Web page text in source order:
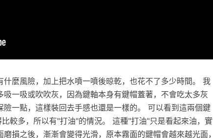
麼風險，加上把水噴一噴後晾乾，也花不了多少時間。 我
一吸或吹吹灰，因為鍵軸本身有鍵帽蓋著，不會吃太多灰
一點，這樣裝回去手感也還是一樣的。 可以看到這兩個鍵
較多，所以有"打油"的情況。 這種"打油"只是看起來油，實
損之後，漸漸會變得光滑，原本霧面的鍵帽會越來越光面，